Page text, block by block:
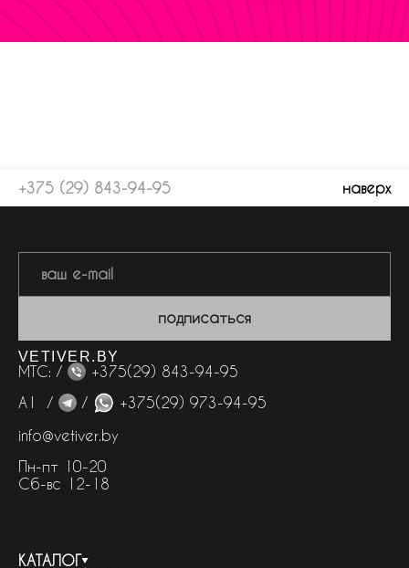
+375 (29) 843-94-95 наверх
подписаться
VETIVER.BY
МТС: /
+375(29) 843-94-95
А1 /
/
+375(29) 973-94-95
info@vetiver.by
Пн-пт 10-20
Сб-вс 12-18
КАТАЛОГ